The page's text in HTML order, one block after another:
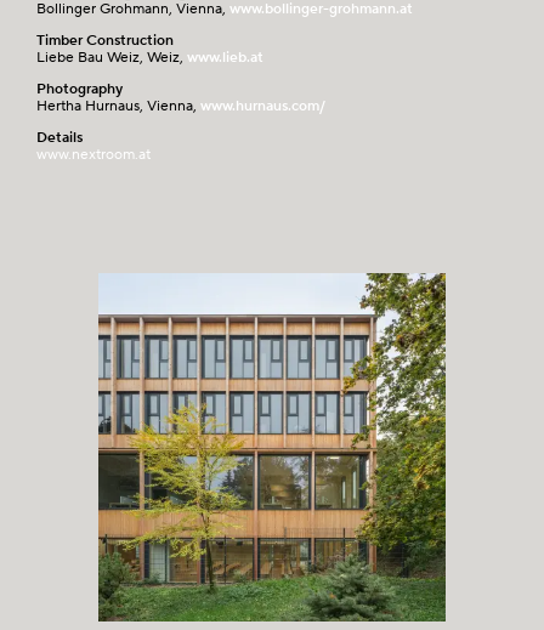
Bollinger Grohmann, Vienna, www.bollinger-grohmann.at
Timber Construction
Liebe Bau Weiz, Weiz, www.lieb.at
Photography
Hertha Hurnaus, Vienna, www.hurnaus.com/
Details
www.nextroom.at